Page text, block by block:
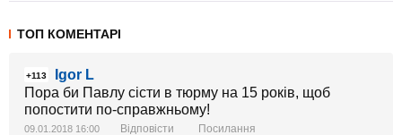
ТОП КОМЕНТАРІ
+113
Igor L
Пора би Павлу сісти в тюрму на 15 років, щоб
попостити по-справжньому!
09.01.2018 16:00 Відповісти Посилання